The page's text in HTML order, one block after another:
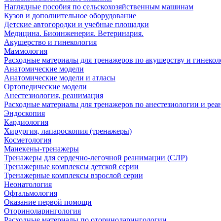
Наглядные пособия по сельскохозяйственным машинам
Кузов и дополнительное оборудование
Детские автогородки и учебные площадки
Медицина. Биоинженерия. Ветеринария.
Акушерство и гинекология
Маммология
Расходные материалы для тренажеров по акушерству и
Анатомические модели
Анатомические модели и атласы
Ортопедические модели
Анестезиология, реанимация
Расходные материалы для тренажеров по анестезиологии и
Эндоскопия
Кардиология
Хирургия, лапароскопия (тренажеры)
Косметология
Манекены-тренажеры
Тренажеры для сердечно-легочной реанимации (СЛР)
Тренажерные комплексы детской серии
Тренажерные комплексы взрослой серии
Неонатология
Офтальмология
Оказание первой помощи
Оториноларингология